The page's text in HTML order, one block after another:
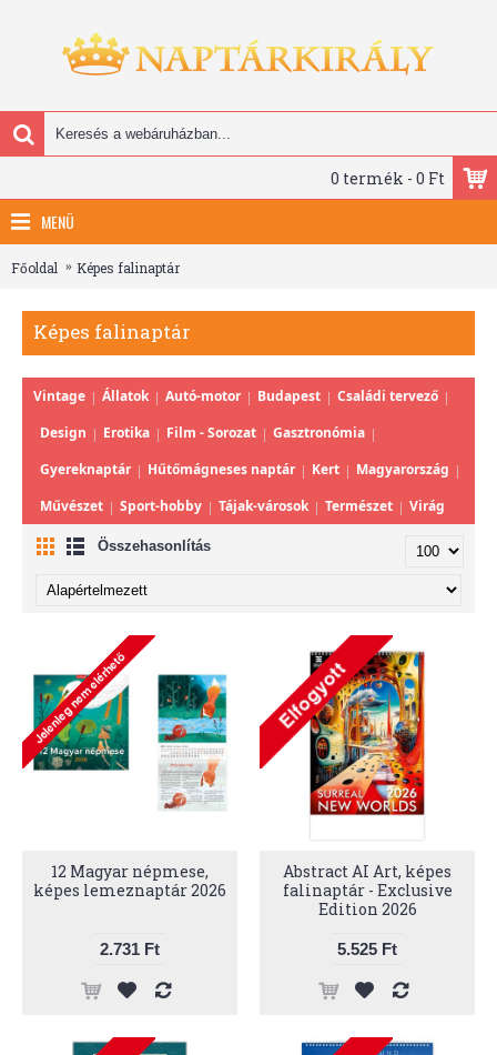
0 termék - 0 Ft
MENÜ
Főoldal Képes falinaptár
Képes falinaptár
Vintage Állatok Autó-motor Budapest
Családi tervező
Design
Erotika Film - Sorozat
Gasztronómia
Gyereknaptár
Hűtőmágneses naptár Kert
Magyarország
Művészet
Sport-hobby Tájak-városok Természet Virág
Összehasonlítás
12 Magyar népmese,
képes lemeznaptár 2026
2.731 Ft
Abstract AI Art, képes
falinaptár - Exclusive
Edition 2026
5.525 Ft